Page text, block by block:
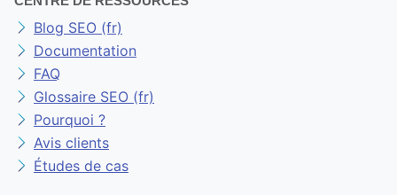
Blog SEO (fr)
Documentation
FAQ
Glossaire SEO (fr)
Pourquoi ?
Avis clients
Études de cas